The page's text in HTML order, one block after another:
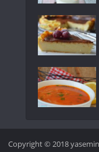
Copyright © 2018